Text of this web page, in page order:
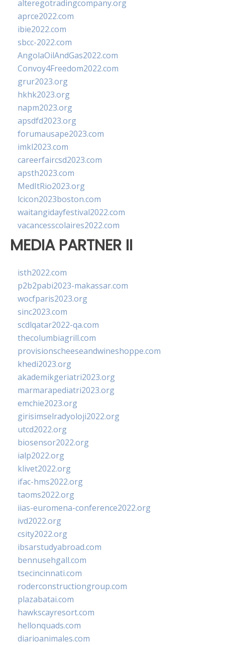
alteregotradingcompany.org
aprce2022.com
ibie2022.com
sbcc-2022.com
AngolaOilAndGas2022.com
Convoy4Freedom2022.com
grur2023.org
hkhk2023.org
napm2023.org
apsdfd2023.org
forumausape2023.com
imkl2023.com
careerfaircsd2023.com
apsth2023.com
MedItRio2023.org
lcicon2023boston.com
waitangidayfestival2022.com
vacancesscolaires2022.com
MEDIA PARTNER II
isth2022.com
p2b2pabi2023-makassar.com
wocfparis2023.org
sinc2023.com
scdlqatar2022-qa.com
thecolumbiagrill.com
provisionscheeseandwineshoppe.com
khedi2023.org
akademikgeriatri2023.org
marmarapediatri2023.org
emchie2023.org
girisimselradyoloji2022.org
utcd2022.org
biosensor2022.org
ialp2022.org
klivet2022.org
ifac-hms2022.org
taoms2022.org
iias-euromena-conference2022.org
ivd2022.org
csity2022.org
ibsarstudyabroad.com
bennusehgall.com
tsecincinnati.com
roderconstructiongroup.com
plazabatai.com
hawkscayresort.com
hellonquads.com
diarioanimales.com